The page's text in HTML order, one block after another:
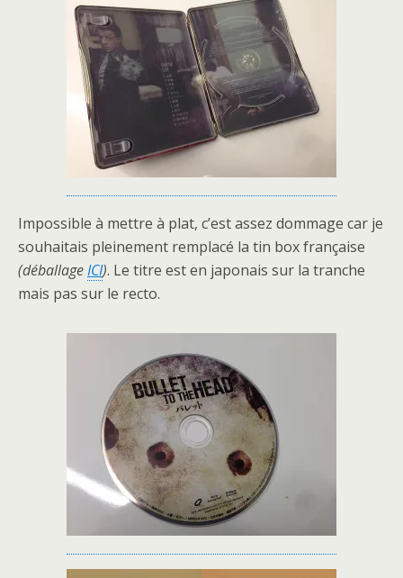
Impossible à mettre à plat, c’est assez dommage car je
souhaitais pleinement remplacé la tin box française
(déballageICI). Le titre est en japonais sur la tranche
mais pas sur le recto.